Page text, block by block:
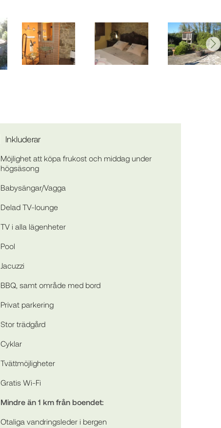
Inkluderar
Möjlighet att köpa frukost och middag under
högsäsong
Babysängar/Vagga
Delad TV-lounge
TV i alla lägenheter
Pool
Jacuzzi
BBQ, samt område med bord
Privat parkering
Stor trädgård
Cyklar
Tvättmöjligheter
Gratis Wi-Fi
Mindre än 1 km från boendet:
Otaliga vandringsleder i bergen